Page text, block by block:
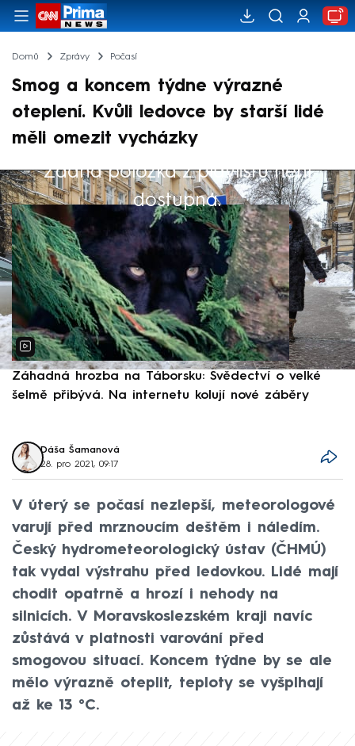
Domů Zprávy Počasí
Smog a koncem týdne výrazné
oteplení. Kvůli ledovce by starší lidé
měli omezit vycházky
Žádná položka z playlistu není
dostupná.
Výběr redakce
Záhadná hrozba na Táborsku: Svědectví o velké
šelmě přibývá. Na internetu kolují nové záběry
Dáša Šamanová
28. pro 2021, 09:17
V úterý se počasí nezlepší, meteorologové
varují před mrznoucím deštěm i náledím.
Český hydrometeorologický ústav (ČHMÚ)
tak vydal výstrahu před ledovkou. Lidé mají
chodit opatrně a hrozí i nehody na
silnicích. V Moravskoslezském kraji navíc
zůstává v platnosti varování před
smogovou situací. Koncem týdne by se ale
mělo výrazně oteplit, teploty se vyšplhají
až ke 13 °C.